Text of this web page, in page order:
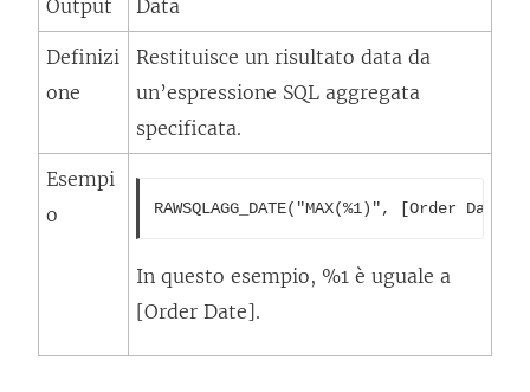
Output Data
Definizi
one
Restituisce un risultato data da
un’espressione SQL aggregata
specificata.
Esempi
o
RAWSQLAGG_DATE("MAX(%1)", [Order Date])
In questo esempio, %1 è uguale a
[Order Date].